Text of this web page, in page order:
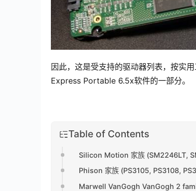
因此，这是受支持的驱动器列表，按实
Express Portable 6.5x软件的一部分。
Table of Contents
Silicon Motion 家族 (SM2246LT,
Phison 家族 (PS3105, PS3108,
Marwell VanGogh VanGogh 2